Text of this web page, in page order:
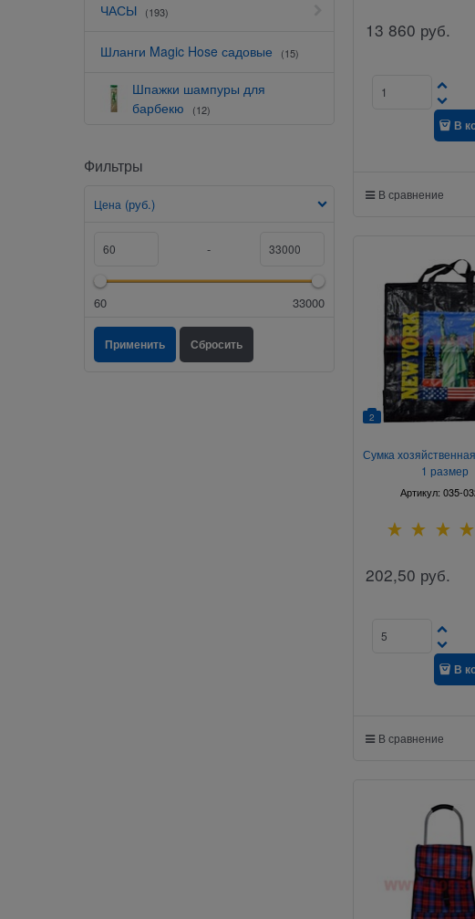
ЧАСЫ (193)
Шланги Magic Hose садовые (15)
Шпажки шампуры для
барбекю
(12)
Фильтры
Цена (руб.)
-
60 33000
13 860 руб.
В
В сравнение
2
Сумка
1 размер
Артикул:035-
202,50 руб.
В
В сравнение